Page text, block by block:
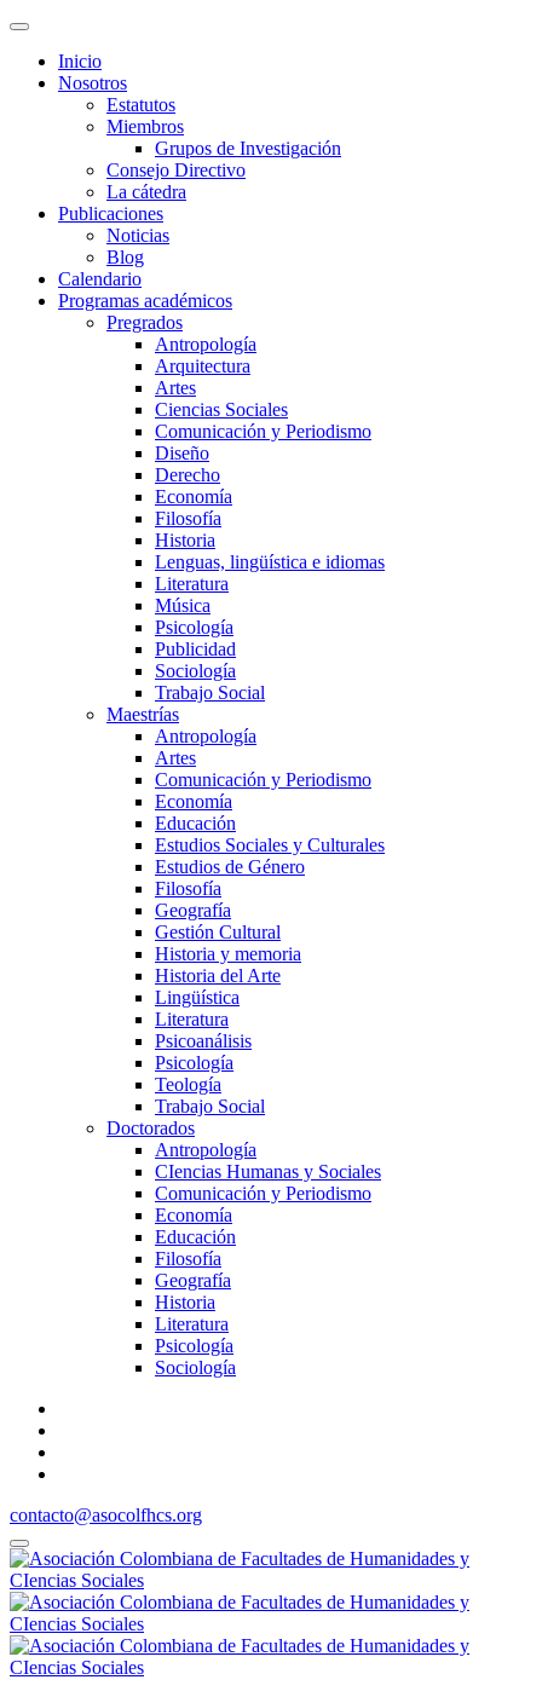
Inicio
Nosotros
Estatutos
Miembros
Grupos de Investigación
Consejo Directivo
La cátedra
Publicaciones
Noticias
Blog
Calendario
Programas académicos
Pregrados
Antropología
Arquitectura
Artes
Ciencias Sociales
Comunicación y Periodismo
Diseño
Derecho
Economía
Filosofía
Historia
Lenguas, lingüística e idiomas
Literatura
Música
Psicología
Publicidad
Sociología
Trabajo Social
Maestrías
Antropología
Artes
Comunicación y Periodismo
Economía
Educación
Estudios Sociales y Culturales
Estudios de Género
Filosofía
Geografía
Gestión Cultural
Historia y memoria
Historia del Arte
Lingüística
Literatura
Psicoanálisis
Psicología
Teología
Trabajo Social
Doctorados
Antropología
CIencias Humanas y Sociales
Comunicación y Periodismo
Economía
Educación
Filosofía
Geografía
Historia
Literatura
Psicología
Sociología
contacto@asocolfhcs.org